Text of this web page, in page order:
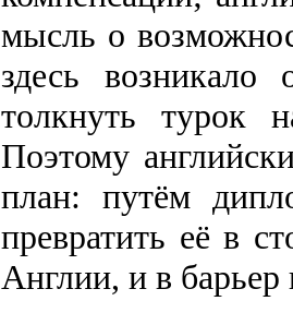
мысль о
здесь возникало
толкнуть турок
Поэтому
план: путём
превратить её в
Англии, и в